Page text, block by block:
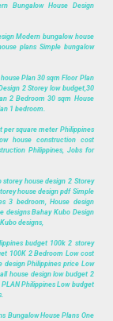
Bungalow House Design
Modern bungalow house
plans Simple bungalow
Plan 30 sqm Floor Plan
2 Storey low budget,30
2 Bedroom 30 sqm House
1 bedroom.
per square meter Philippines
house construction cost
Philippines, Jobs for
house design 2 Storey
house design pdf Simple
3 bedroom, House design
designs Bahay Kubo Design
designs,
budget 100k 2 storey
100K 2 Bedroom Low cost
design Philippines price Low
house design low budget 2
Philippines Low budget
Bungalow House Plans One